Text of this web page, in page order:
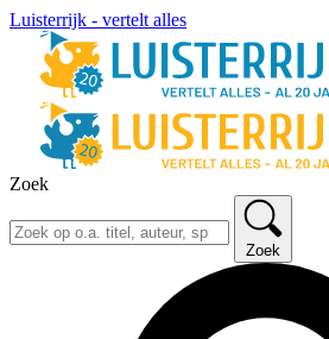
Luisterrijk - vertelt alles
Zoek
Zoek